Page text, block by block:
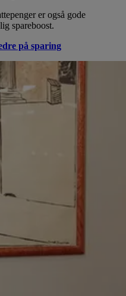
er også gode
spareboost.
på sparing